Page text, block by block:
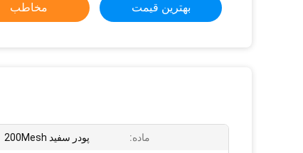
بهترین قیمت مخاطب
ماده: پودر سفید 200Mesh